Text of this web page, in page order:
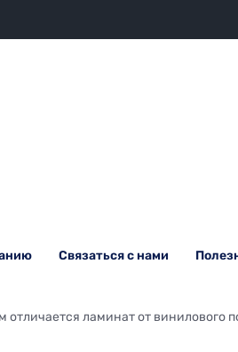
Связаться с нами
отличается ламинат от винилового